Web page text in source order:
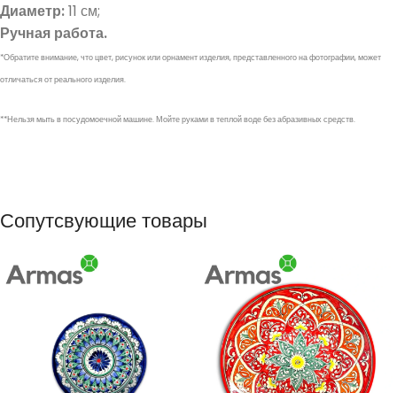
Диаметр:11 см;
Ручная работа.
*Обратите внимание, что цвет, рисунок или орнамент изделия, представленного на фотографии, может
отличаться от реального изделия.
**Нельзя мыть в посудомоечной машине. Мойте руками в теплой воде без абразивных средств.
Сопутсвующие товары